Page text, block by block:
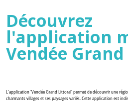
Découvrez
l'application
Vendée
L'application 'Vendée Grand Littoral' permet de découvrir une
charmants villages et ses paysages variés. Cette application est